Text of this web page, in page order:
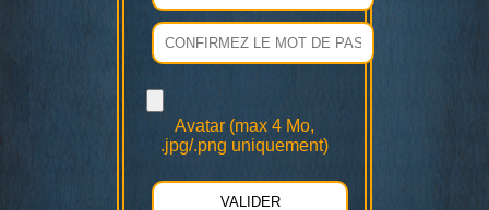
Avatar (max 4 Mo,
.jpg/.png uniquement)